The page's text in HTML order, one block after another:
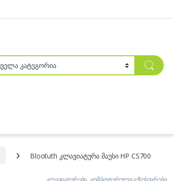
Blootuth კლავიატურა მაუსი HP CS700